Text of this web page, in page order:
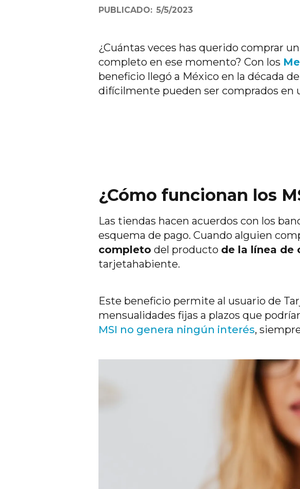
PUBLICADO: 5/5/2023
¿Cuántas veces has querido comprar
completo en ese momento? Con los
beneficio llegó a México en la década
difícilmente pueden ser comprados en
¿Cómo funcionan los
Las tiendas hacen acuerdos con los
esquema de pago. Cuando alguien
completo del producto de la línea de
tarjetahabiente.
Este beneficio permite al usuario de
mensualidades fijas a plazos que
MSI no genera ningún interés,